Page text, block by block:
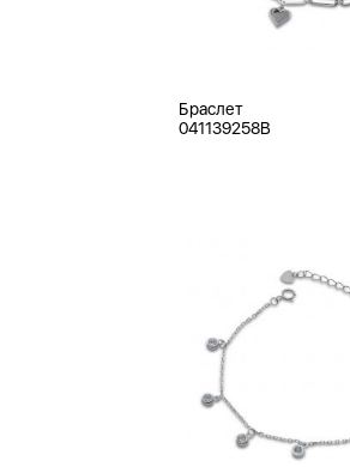
Браслет
041139258B